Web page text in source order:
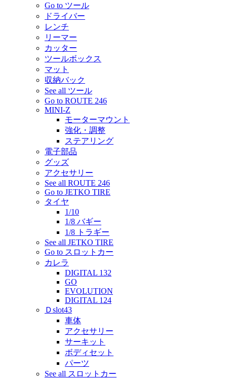
Go to ツール
ドライバー
レンチ
リーマー
カッター
ツールボックス
マット
収納バック
See all ツール
Go to ROUTE 246
MINI-Z
モーターマウント
強化・調整
ステアリング
電子部品
グッズ
アクセサリー
See all ROUTE 246
Go to JETKO TIRE
タイヤ
1/10
1/8 バギー
1/8 トラギー
See all JETKO TIRE
Go to スロットカー
カレラ
DIGITAL 132
GO
EVOLUTION
DIGITAL 124
Ｄslot43
車体
アクセサリー
サーキット
ボディセット
パーツ
See all スロットカー